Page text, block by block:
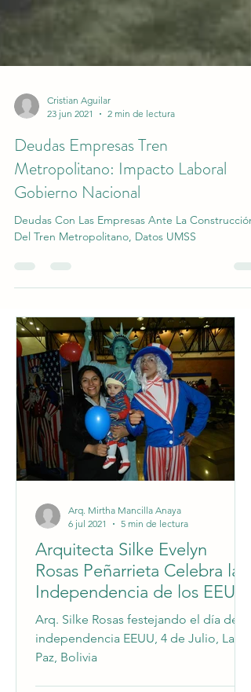
23 jun 2021
2 min de lectura
Deudas Empresas Tren
Metropolitano: Impacto Laboral
Gobierno Nacional
Del Tren Metropolitano, Datos UMSS
Arquitecta Silke Evelyn
Rosas Peñarrieta Celebra la
Independencia de los EEUU
en La Paz, Bolivia
Arq. Silke Rosas festejando el día de la
independencia EEUU, 4 de Julio, La
Paz, Bolivia
6 jul 2021
5 min de lectura